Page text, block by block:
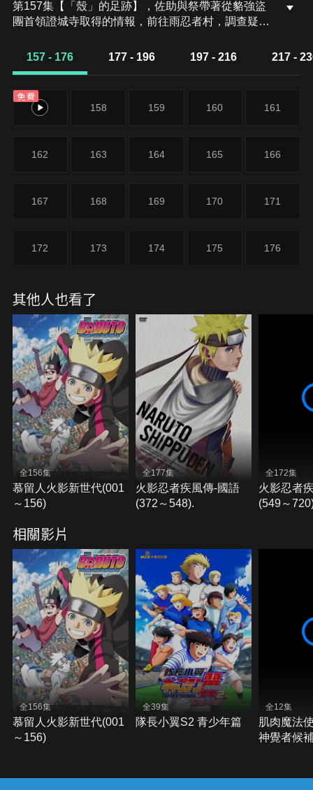
第157集【「殼」的足跡】，佐助與祭帶著從貉強盜
團首領證城寺取得的情報，前往雨忍者村，調查疑似
外事故的地下水道，如今禁止出入。佐助與祭正要展
查。
157 - 176 177 - 196 197 - 216 217 -
免費
157 158 159 160 161
162 163 164 165 166
167 168 169 170 171
172 173 174 175 176
其他人也看了
全156集
慕留人火影新世代(001
～156)
全177集
火影忍者疾風傳-國語
(372～548).
全172集
火影忍者
(549～
相關影片
全156集
慕留人火影新世代(001
～156)
全39集
隊長小翼S2 青少年篇
全12集
肌肉魔法
神覺者候